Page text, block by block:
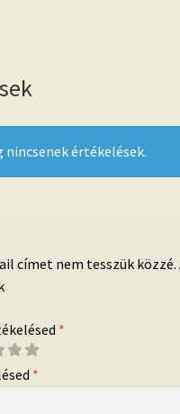
nincsenek értékelések.
címet nem tesszük közzé.
*
*